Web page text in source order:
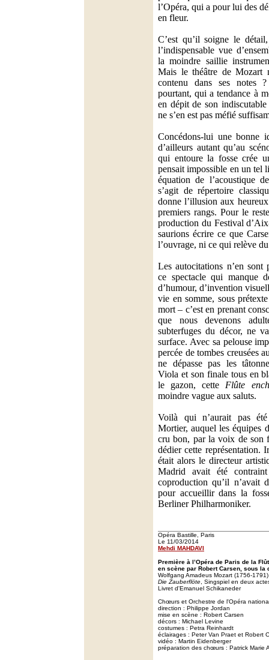
l’Opéra, qui a pour lui des
en fleur.
C’est qu’il soigne le
l’indispensable vue
la moindre saillie
Mais le théâtre de Mozart
contenu dans ses notes
pourtant, qui a tendance à
en dépit de son
ne s’en est pas méfié
Concédons-lui une bonne
d’ailleurs autant qu’au
qui entoure la fosse crée
pensait impossible en un tel
équation de l’acoustique
s’agit de répertoire
donne l’illusion aux
premiers rangs. Pour le
production du Festival
saurions écrire ce que
l’ouvrage, ni ce qui relève
Les autocitations n’en sont
ce spectacle qui manque
d’humour, d’invention
vie en somme, sous
mort – c’est en prenant
que nous devenons
subterfuges du décor, ne
surface. Avec sa pelouse
percée de tombes creusées
ne dépasse pas les
Viola et son finale tous en
le gazon, cette Flûte
moindre vague aux saluts.
Voilà qui n’aurait pas
Mortier, auquel les équipes
cru bon, par la voix de son
dédier cette représentation.
était alors le directeur
Madrid avait été
coproduction qu’il n’avait
pour accueillir dans la
Berliner Philharmoniker.
Opéra Bastille, Paris
Le 11/03/2014
Mehdi MAHDAVI
Première à l’Opéra de Paris de la
en scène par Robert Carsen, sous
Wolfgang Amadeus Mozart (1756-1791)
Die Zauberflöte , Singspiel en deux
Livret d'Emanuel Schikaneder
Chœurs et Orchestre de l'Opéra
direction : Philippe Jordan
mise en scène : Robert Carsen
décors : Michael Levine
costumes : Petra Reinhardt
éclairages : Peter Van Praet et Robert
vidéo : Martin Eidenberger
préparation des chœurs : Patrick Marie